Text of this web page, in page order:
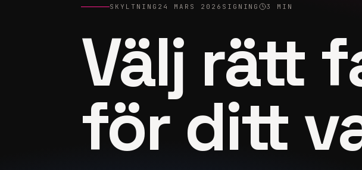
SKYLTNING 24 MARS 2026 SIGNING 3 MIN
Välj rätt
för ditt